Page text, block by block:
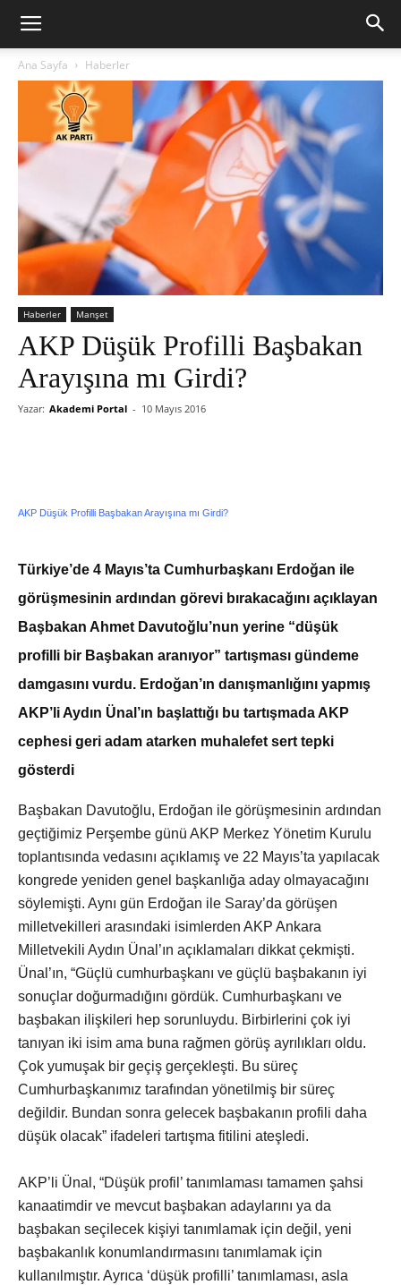
Ana Sayfa Haberler
Haberler Manşet
AKP Düşük Profilli Başbakan
Arayışına mı Girdi?
Yazar: Akademi Portal - 10 Mayıs 2016
AKP Düşük Profilli Başbakan Arayışına mı Girdi?
Türkiye’de 4 Mayıs’ta Cumhurbaşkanı Erdoğan ile
görüşmesinin ardından görevi bırakacağını açıklayan
Başbakan Ahmet Davutoğlu’nun yerine “düşük
profilli bir Başbakan aranıyor” tartışması gündeme
damgasını vurdu. Erdoğan’ın danışmanlığını yapmış
AKP’li Aydın Ünal’ın başlattığı bu tartışmada AKP
cephesi geri adam atarken muhalefet sert tepki
gösterdi
Başbakan Davutoğlu, Erdoğan ile görüşmesinin ardından
geçtiğimiz Perşembe günü AKP Merkez Yönetim Kurulu
toplantısında vedasını açıklamış ve 22 Mayıs’ta yapılacak
kongrede yeniden genel başkanlığa aday olmayacağını
söylemişti. Aynı gün Erdoğan ile Saray’da görüşen
milletvekilleri arasındaki isimlerden AKP Ankara
Milletvekili Aydın Ünal’ın açıklamaları dikkat çekmişti.
Ünal’ın, “Güçlü cumhurbaşkanı ve güçlü başbakanın iyi
sonuçlar doğurmadığını gördük. Cumhurbaşkanı ve
başbakan ilişkileri hep sorunluydu. Birbirlerini çok iyi
tanıyan iki isim ama buna rağmen görüş ayrılıkları oldu.
Çok yumuşak bir geçiş gerçekleşti. Bu süreç
Cumhurbaşkanımız tarafından yönetilmiş bir süreç
değildir. Bundan sonra gelecek başbakanın profili daha
düşük olacak” ifadeleri tartışma fitilini ateşledi.
AKP’li Ünal, “Düşük profil’ tanımlaması tamamen şahsi
kanaatimdir ve mevcut başbakan adaylarını ya da
başbakan seçilecek kişiyi tanımlamak için değil, yeni
başbakanlık konumlandırmasını tanımlamak için
kullanılmıştır. Ayrıca ‘düşük profilli’ tanımlaması, asla